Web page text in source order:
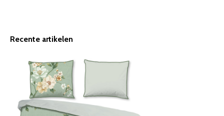
Recente artikelen